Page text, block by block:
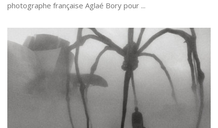
photographe française Aglaé Bory pour ...